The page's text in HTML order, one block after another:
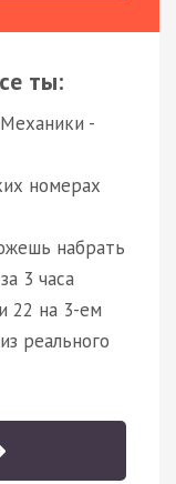
ты:
-
номерах
набрать
3 часа
22 на 3-ем
реального